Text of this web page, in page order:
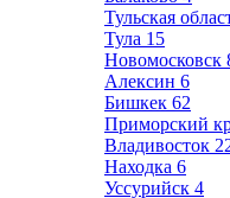
Тульская
Тула 15
Новомосковск
Алексин 6
Бишкек 62
Приморский
Владивосток
Находка 6
Уссурийск 4